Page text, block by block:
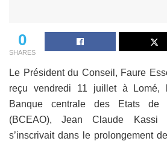
0
SHARES
Le Président du Conseil, Faure
reçu vendredi 11 juillet à Lomé,
Banque centrale des Etats de
(BCEAO), Jean Claude Kassi
s’inscrivait dans le prolongement